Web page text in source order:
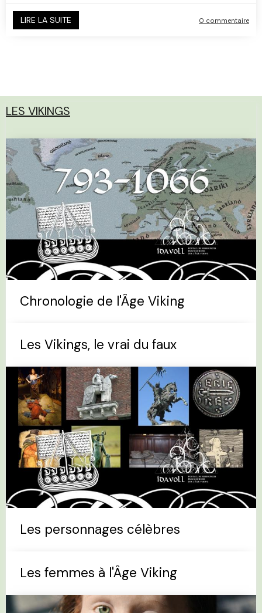
LIRE LA SUITE 0 commentaire
LES VIKINGS
Chronologie de l'Âge Viking
Les Vikings, le vrai du faux
Les personnages célèbres
Les femmes à l'Âge Viking